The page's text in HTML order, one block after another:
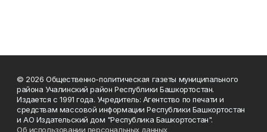
© 2026 Общественно-политическая газеты муниципального
района Учалинский район Республики Башкортостан.
Издается с 1991 года. Учредитель: Агентство по печати и
средствам массовой информации Республики Башкортостан
и АО Издательский дом "Республика Башкортостан".
Об использовании персональных данных